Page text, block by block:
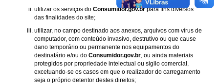
utilizar os serviços do Consumidor.gov.brpara fins diversos
das finalidades do site;
utilizar, no campo destinado aos anexos, arquivos com vírus de
computador, com conteúdo invasivo, destrutivo ou que cause
dano temporário ou permanente nos equipamentos do
destinatário e/ou do Consumidor.gov.br , ou ainda materiais
protegidos por propriedade intelectual ou sigilo comercial,
excetuando-se os casos em que o realizador do carregamento
seja o próprio detentor destes direitos;